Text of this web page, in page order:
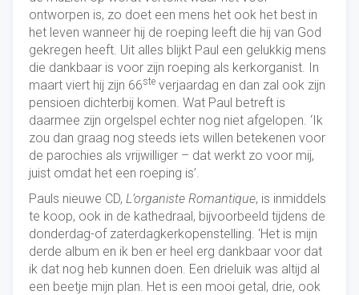
ontworpen is, zo doet een mens het ook het best in
het leven wanneer hij de roeping leeft die hij van God
gekregen heeft. Uit alles blijkt Paul een gelukkig mens
die dankbaar is voor zijn roeping als kerkorganist. In
maart viert hij zijn 66ste verjaardag en dan zal ook zijn
pensioen dichterbij komen. Wat Paul betreft is
daarmee zijn orgelspel echter nog niet afgelopen. ‘Ik
zou dan graag nog steeds iets willen betekenen voor
de parochies als vrijwilliger – dat werkt zo voor mij,
juist omdat het een roeping is’.
Pauls nieuwe CD, L’organiste Romantique, is inmiddels
te koop, ook in de kathedraal, bijvoorbeeld tijdens de
donderdag-of zaterdagkerkopenstelling. ‘Het is mijn
derde album en ik ben er heel erg dankbaar voor dat
ik dat nog heb kunnen doen. Een drieluik was altijd al
een beetje mijn plan. Het is een mooi getal, drie, ook